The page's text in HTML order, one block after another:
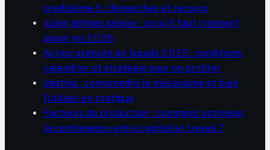
predissime 9 : démarches et recours
Julien delmas salaire : ce qu’il faut vraiment
savoir en 2026
Action gratuite air liquide 2025 : conditions,
calendrier et stratégie pour en profiter
Vesting : comprendre le mécanisme et bien
l’utiliser en pratique
Facteurs de production : comment optimiser
la combinaison entre capital et travail ?